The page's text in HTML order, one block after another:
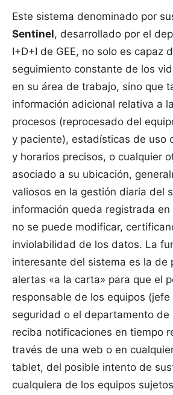
Este sistema denominado por
Sentinel, desarrollado por el
I+D+I de GEE, no solo es capaz
seguimiento constante de los
en su área de trabajo, sino que
información adicional relativa a
procesos (reprocesado del
y paciente), estadísticas de uso
y horarios precisos, o cualquier
asociado a su ubicación,
valiosos en la gestión diaria del
información queda registrada
no se puede modificar,
inviolabilidad de los datos. La
interesante del sistema es la de
alertas «a la carta» para que el
responsable de los equipos (jefe
seguridad o el departamento de
reciba notificaciones en tiempo
través de una web o en
tablet, del posible intento de
cualquiera de los equipos